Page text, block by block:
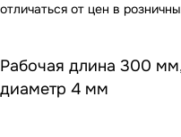
отличаться от цен в
Рабочая длина 300
диаметр 4 мм